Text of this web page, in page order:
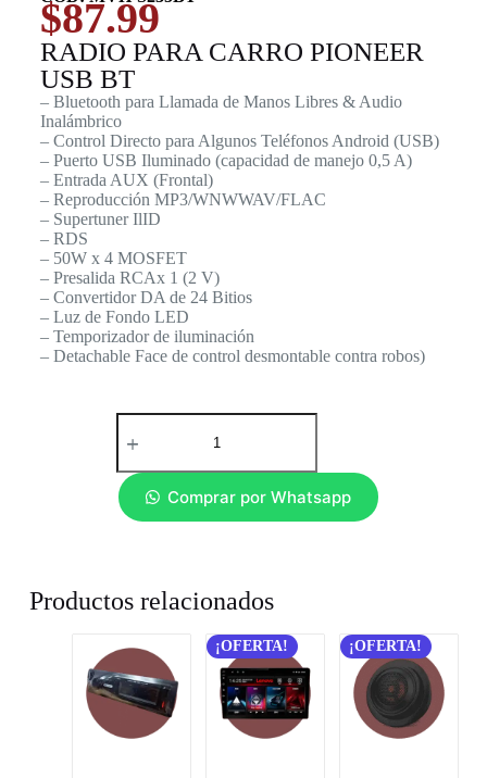
$87.99
RADIO PARA CARRO PIONEER
USB BT
– Bluetooth para Llamada de Manos Libres & Audio
Inalámbrico
– Control Directo para Algunos Teléfonos Android (USB)
– Puerto USB Iluminado (capacidad de manejo 0,5 A)
– Entrada AUX (Frontal)
– Reproducción MP3/WNWWAV/FLAC
– Supertuner IlID
– RDS
– 50W x 4 MOSFET
– Presalida RCAx 1 (2 V)
– Convertidor DA de 24 Bitios
– Luz de Fondo LED
– Temporizador de iluminación
– Detachable Face de control desmontable contra robos)
Comprar por Whatsapp
Productos relacionados
¡OFERTA! ¡OFERTA!